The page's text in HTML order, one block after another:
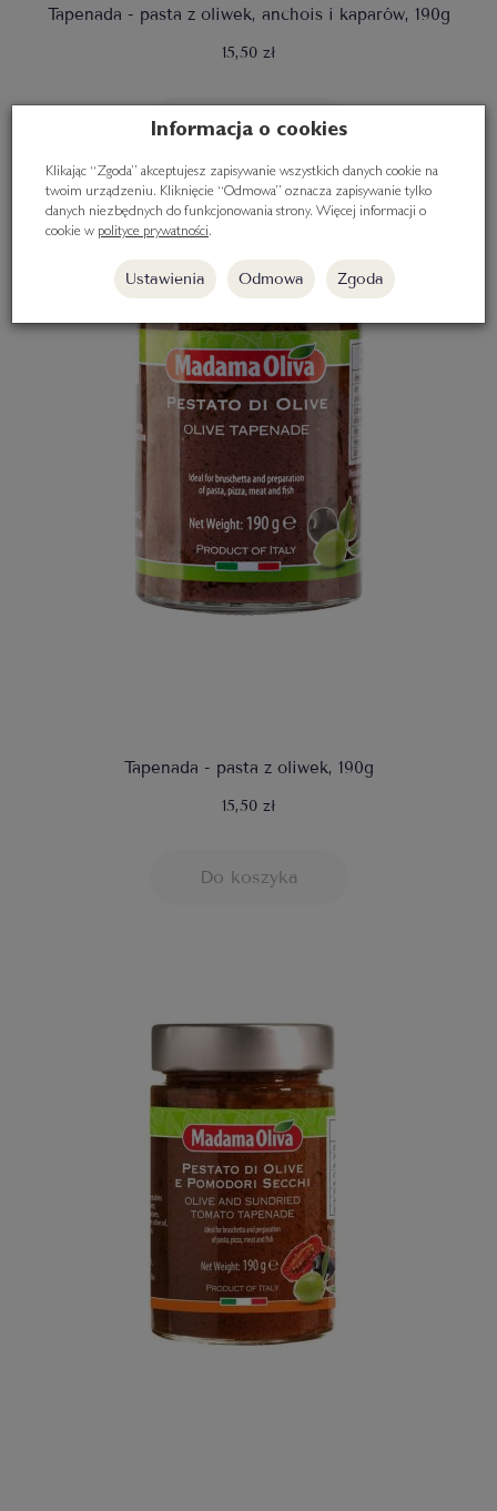
Tapenada - pasta z oliwek, anchois i kaparów, 190g
15,50 zł
Do koszyka
Tapenada - pasta z oliwek, 190g
15,50 zł
Do koszyka
Informacja o cookies
Klikając “Zgoda” akceptujesz zapisywanie wszystkich danych cookie na
twoim urządzeniu. Kliknięcie “Odmowa” oznacza zapisywanie tylko
danych niezbędnych do funkcjonowania strony. Więcej informacji o
cookie w polityce prywatności.
Ustawienia Odmowa Zgoda